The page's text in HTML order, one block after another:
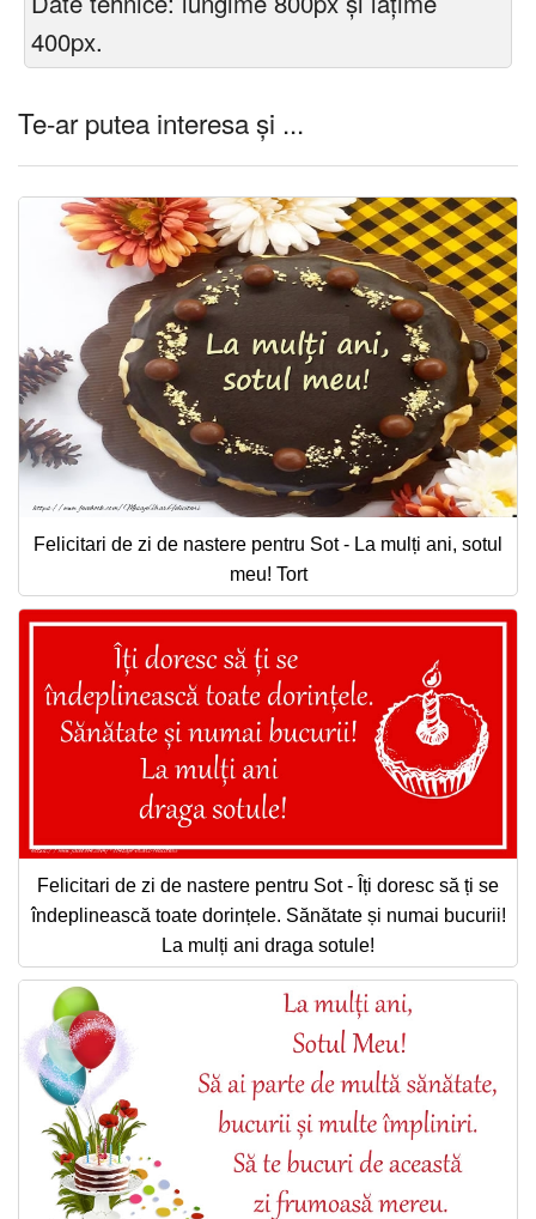
400px.
Te-ar putea interesa și ...
Felicitari de zi de nastere pentru Sot - La mulți ani, sotul
meu! Tort
Felicitari de zi de nastere pentru Sot - Îți doresc să ți se
îndeplinească toate dorințele. Sănătate și numai bucurii!
La mulți ani draga sotule!